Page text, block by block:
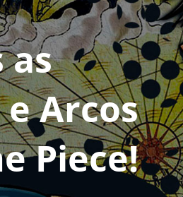
as
e Arcos
Piece!